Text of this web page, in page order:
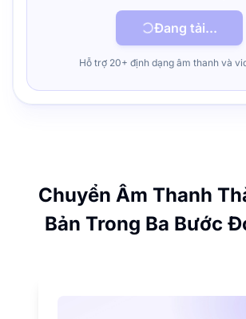
Đang tải...
Hỗ trợ 20+ định dạng âm thanh và
Chuyển Âm Thanh
Bản Trong Ba Bước